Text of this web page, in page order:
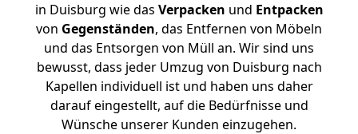
in Duisburg wie das Verpacken und Entpacken
von Gegenständen, das Entfernen von Möbeln
und das Entsorgen von Müll an. Wir sind uns
bewusst, dass jeder Umzug von Duisburg nach
Kapellen individuell ist und haben uns daher
darauf eingestellt, auf die Bedürfnisse und
Wünsche unserer Kunden einzugehen.